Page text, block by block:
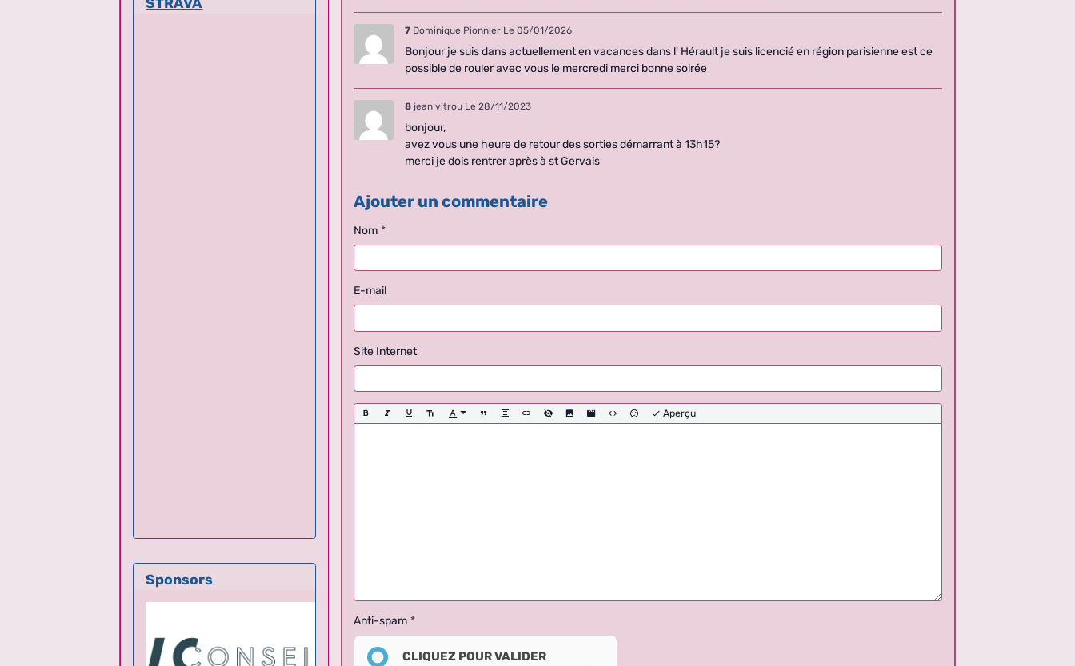
7 Dominique Pionnier Le 05/01/2026
Bonjour je suis dans actuellement en vacances dans l' Hérault je suis licencié en région parisienne est ce
possible de rouler avec vous le mercredi merci bonne soirée
8 jean vitrou Le 28/11/2023
bonjour,
avez vous une heure de retour des sorties démarrant à 13h15?
merci je dois rentrer après à st Gervais
Ajouter un commentaire
Nom
E-mail
Site Internet
Aperçu
Anti-spam
CLIQUEZ POUR VALIDER
Sponsors